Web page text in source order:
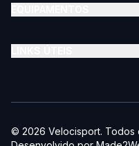
© 2026 Velocisport. Todos